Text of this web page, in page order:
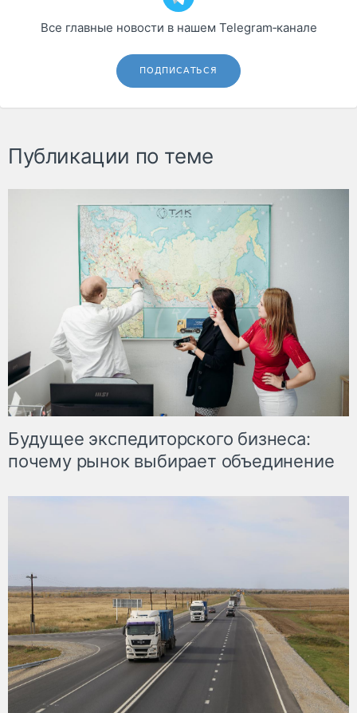
Все главные новости в нашем Telegram‑канале
ПОДПИСАТЬСЯ
Публикации по теме
Будущее экспедиторского бизнеса:
почему рынок выбирает объединение